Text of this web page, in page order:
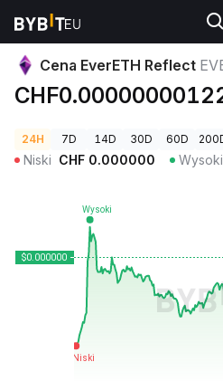
Ceny kryptowalut Cena EverETH
Cena EverETH Reflect
24H 7D 14D 30D 60D
Niski CHF 0.000000 Wysoki